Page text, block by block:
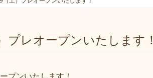
プレオープンいたします！